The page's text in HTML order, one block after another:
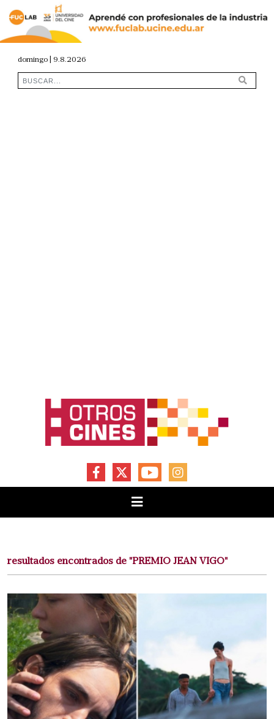
domingo | 9.8.2026
FACEBOOKYOUTUBEINSTAGRAM
resultados encontrados de "PREMIO JEAN VIGO"